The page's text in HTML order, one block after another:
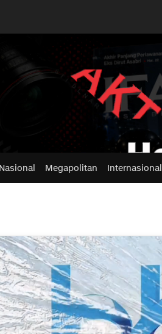
Nasional Megapolitan Internasional